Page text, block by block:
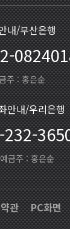
내/부산은행
주 : 홍은순
안내/우리은행
예금주 : 홍은순
관 PC화면